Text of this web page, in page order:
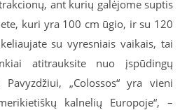
ant kurių galėjome suptis
kuri yra 100 cm ūgio, ir su 120
su vyresniais vaikais, tai
atitrauksite nuo įspūdingų
„Colossos“ yra vieni
kalnelių Europoje“, –